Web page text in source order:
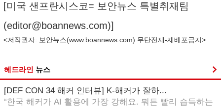
[미국 샌프란시스코= 보안뉴스 특별취재팀
(editor@boannews.com)]
<저작권자: 보안뉴스(www.boannews.com) 무단전재-재배포금지>
헤드라인 뉴스
[DEF CON 34 해커 인터뷰] K-해커가 잘하...
“한국 해커가 AI 활용에 가장 강해요. 뭐든 빨리 습득하는